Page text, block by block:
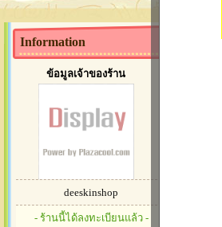
Information
ข้อมูลเจ้าของร้าน
deeskinshop
- ร้านนี้ได้ลงทะเบียนแล้ว -